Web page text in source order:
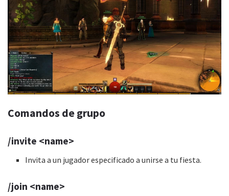
Comandos de grupo
/invite <name>
Invita a un jugador especificado a unirse a tu fiesta.
/join <name>